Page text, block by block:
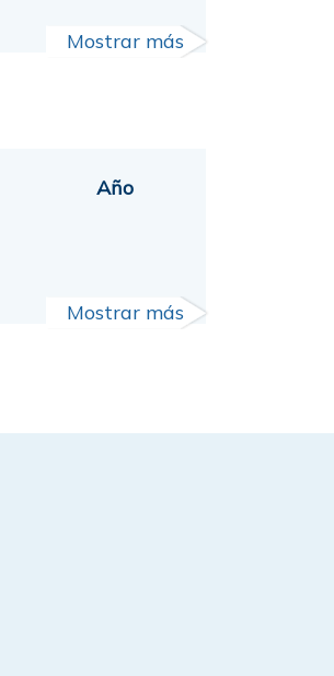
Mostrar más
Año
Mostrar más